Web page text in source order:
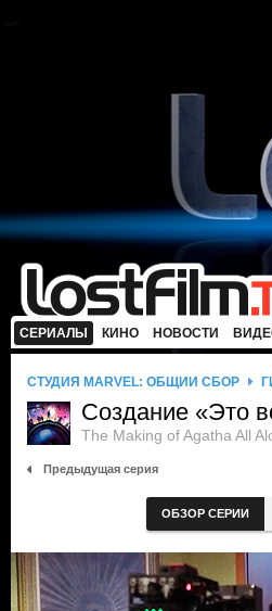
СЕРИАЛЫ КИНО НОВОСТИ
СТУДИЯ MARVEL: ОБЩИЙ СБОР
Создание «Это
The Making of Agatha All
Предыдущая серия
ОБЗОР СЕРИИ